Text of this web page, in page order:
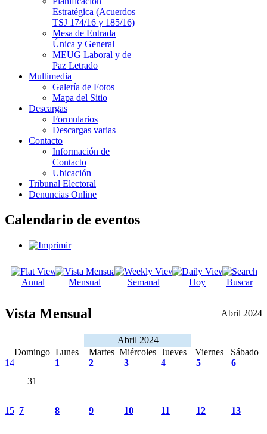
Estratégica (Acuerdos
TSJ 174/16 y 185/16)
Mesa de Entrada
Única y General
MEUG Laboral y de
Paz Letrado
Multimedia
Galería de Fotos
Mapa del Sitio
Descargas
Formularios
Descargas varias
Contacto
Información de
Contacto
Ubicación
Tribunal Electoral
Denuncias Online
Calendario de eventos
Anual Mensual Semanal Hoy Buscar
Vista Mensual Abril 2024
Abril 2024
Domingo Lunes Martes Miércoles Jueves Viernes
Sábado
14
31
1 2 3 4 5 6
15 7 8 9 10 11 12 13